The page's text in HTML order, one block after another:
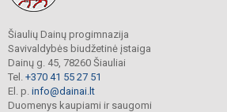
Šiaulių Dainų progimnazija
Savivaldybės biudžetinė įstaiga
Dainų g. 45, 78260 Šiauliai
Tel. +370 41 55 27 51
El. p. info@dainai.lt
Duomenys kaupiami ir saugomi